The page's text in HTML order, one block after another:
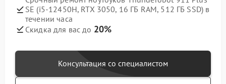
SE (i5-12450H, RTX 3050, 16 ГБ RAM, 512 ГБ SSD) в
течении часа
Скидка для вас до 20%
Консультация со специалистом